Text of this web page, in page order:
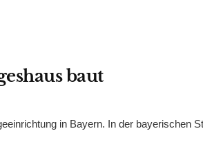
baut
in Bayern. In der bayerischen